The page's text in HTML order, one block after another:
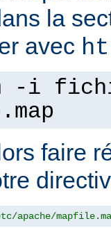
la
avec
-i
faire
apache/